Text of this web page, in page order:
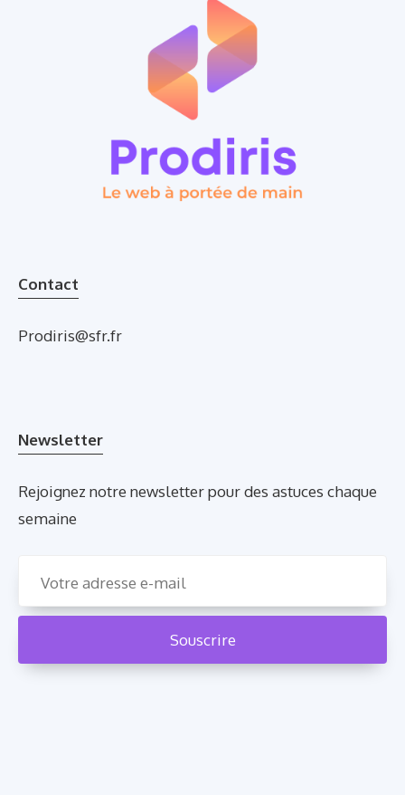
Contact
Prodiris@sfr.fr
Newsletter
Rejoignez notre newsletter pour des astuces chaque
semaine